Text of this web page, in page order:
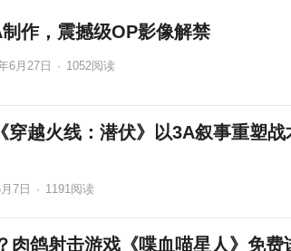
制作，震撼级OP影像解禁
6月27日 · 1052阅读
穿越火线：潜伏》以3A叙事重塑战
7日 · 1191 阅读
肉鸽射击游戏《喋血喵星人》免费